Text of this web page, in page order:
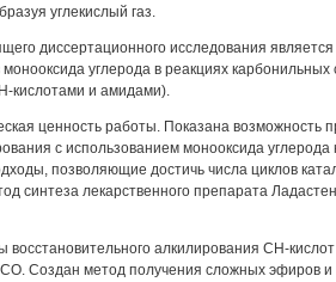
углекислый газ.
диссертационного исследования является
углерода в реакциях
кислотами и амидами).
ценность работы. Показана возможность
с использованием монооксида
позволяющие достичь числа циклов
синтеза лекарственного препарата
восстановительного алкилирования СН-
Создан метод получения сложных эфиров и